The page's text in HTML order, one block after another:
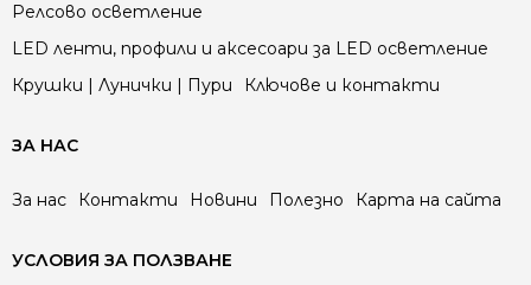
Релсово осветление
LED ленти, профили и аксесоари за LED осветление
Крушки | Лунички | Пури
Ключове и контакти
ЗА НАС
За нас Контакти Новини Полезно Карта на сайта
УСЛОВИЯ ЗА ПОЛЗВАНЕ